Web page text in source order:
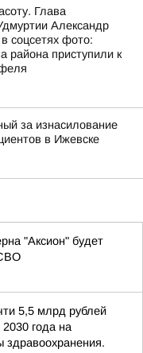
Глава
Александр
соцсетях фото:
района приступили к
за изнасилование
в Ижевске
"Аксион" будет
5,5 млрд рублей
года на